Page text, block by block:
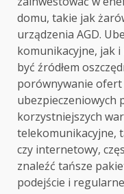
domu, takie jak
urządzenia AGD.
komunikacyjne, jak
być źródłem
porównywanie
ubezpieczeniowych
korzystniejszych
telekomunikacyjne,
czy internetowy,
znaleźć tańsze
podejście i